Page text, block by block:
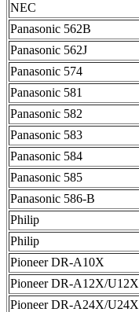
NEC
Panasonic 562B
Panasonic 562J
Panasonic 574
Panasonic 581
Panasonic 582
Panasonic 583
Panasonic 584
Panasonic 585
Panasonic 586-B
Philip
Philip
Pioneer DR-A10X
Pioneer DR-A12X/U12X
Pioneer DR-A24X/U24X